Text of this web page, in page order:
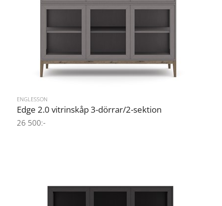
ENGLESSON
Edge 2.0 vitrinskåp 3-dörrar/2-sektion
26 500:-